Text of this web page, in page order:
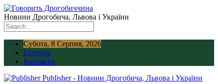
Новини Дрогобича, Львова і України
Субота, 8 Серпня, 2026
Головна
Контакти
Publisher - Новини Дрогобича, Львова і України